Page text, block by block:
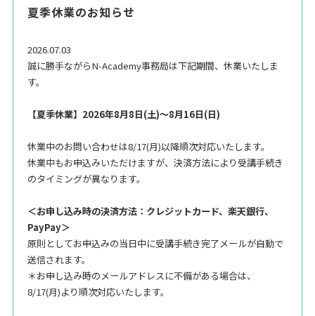
夏季休業のお知らせ
2026.07.03
誠に勝手ながらN-Academy事務局は下記期間、休業いたしま
す。
【夏季休業】2026年8月8日(土)～8月16日(日)
休業中のお問い合わせは8/17(月)以降順次対応いたします。
休業中もお申込みいただけますが、決済方法により受講手続き
のタイミングが異なります。
＜お申し込み時の決済方法：クレジットカード、楽天銀行、
PayPay＞
原則としてお申込みの当日中に受講手続き完了メールが自動で
送信されます。
＊お申し込み時のメールアドレスに不備がある場合は、
8/17(月)より順次対応いたします。